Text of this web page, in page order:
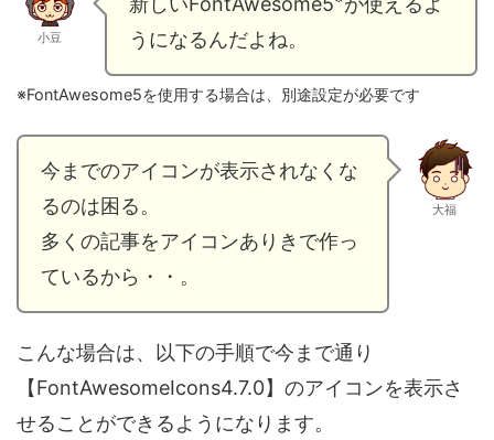
小豆
うになるんだよね。
※FontAwesome5を使用する場合は、別途設定が必要です
今までのアイコンが表示されなくな
るのは困る。
多くの記事をアイコンありきで作っ
ているから・・。
大福
こんな場合は、以下の手順で今まで通り
【FontAwesomeIcons4.7.0】のアイコンを表示さ
せることができるようになります。